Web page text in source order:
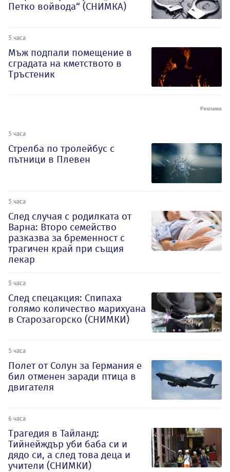
Петко войвода“ (СНИМКА)
5 часа
Мъж подпали помещение в
сградата на кметството в
Тръстеник
5 часа
Стрелба по тролейбус с
пътници в Плевен
5 часа
След случая с родилката от
Варна: Второ семейство
разказва за бременност с
трагичен край при същия
лекар
5 часа
След спецакция: Спипаха
голямо количество марихуана
в Старозагорско (СНИМКИ)
5 часа
Полет от Солун за Германия е
бил отменен заради птица в
двигателя
6 часа
Трагедия в Тайланд:
Тийнейждър уби баба си и
дядо си, а след това деца и
учители (СНИМКИ)